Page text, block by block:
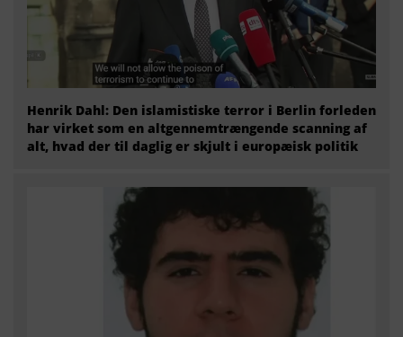
Henrik Dahl: Den islamistiske terror i Berlin forleden
har virket som en altgennemtrængende scanning af
alt, hvad der til daglig er skjult i europæisk politik